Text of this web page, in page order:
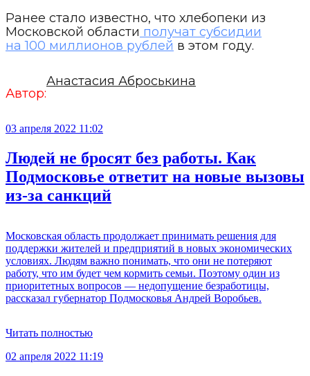
Ранее стало известно, что хлебопеки из
Московской области получат субсидии
на 100 миллионов рублей в этом году.
Автор:
Анастасия Аброськина
03 апреля 2022 11:02
Людей не бросят без работы. Как
Подмосковье ответит на новые вызовы
из-за санкций
Московская область продолжает принимать решения для
поддержки жителей и предприятий в новых экономических
условиях. Людям важно понимать, что они не потеряют
работу, что им будет чем кормить семьи. Поэтому один из
приоритетных вопросов — недопущение безработицы,
рассказал губернатор Подмосковья Андрей Воробьев.
Читать полностью
02 апреля 2022 11:19